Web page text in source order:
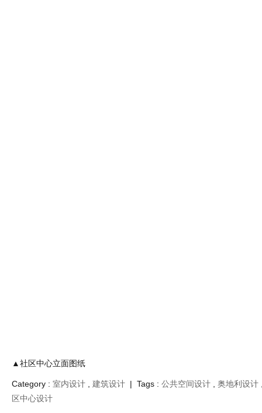
▲社区中心立面图纸
Category : 室内设计 建筑设计 | Tags : 公共空间设计 奥地利设计
区中心设计